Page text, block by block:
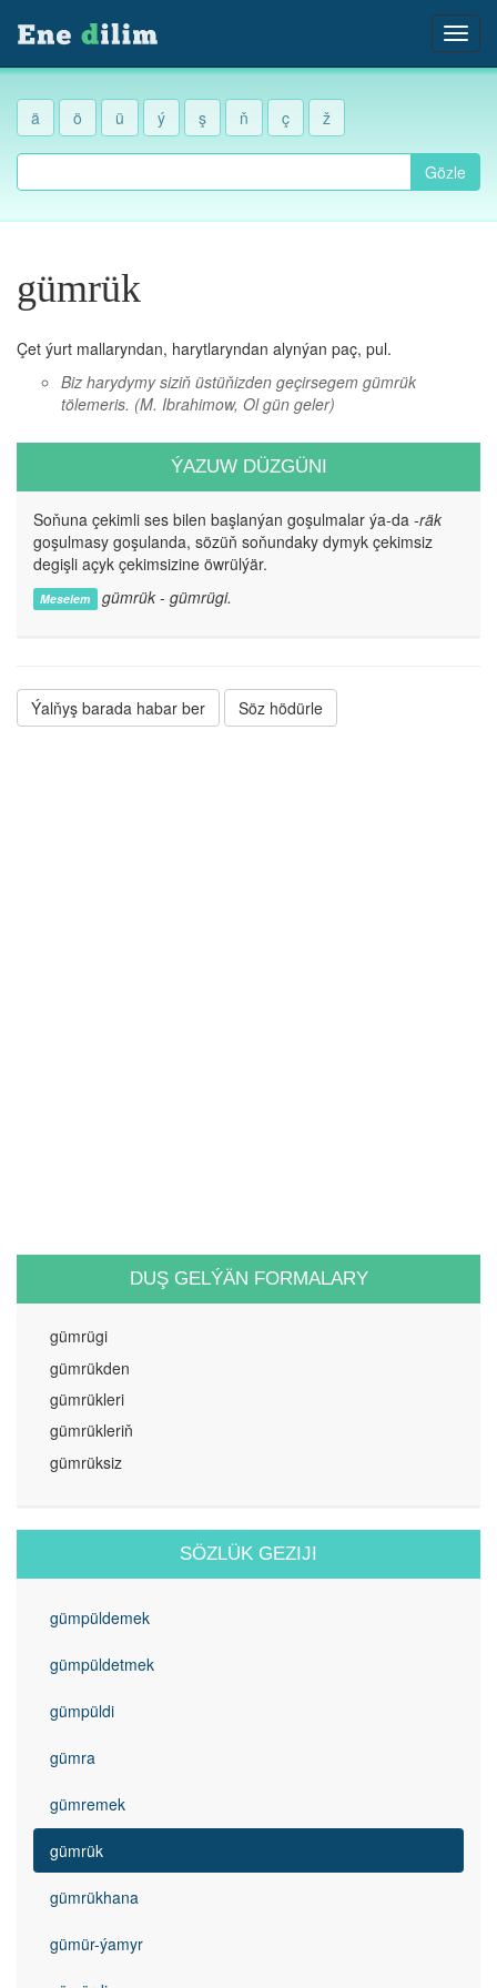
ä ö ü ý ş ň ç ž
Gözle
gümrük
Çet ýurt mallaryndan, harytlaryndan alynýan paç, pul.
Biz harydymy siziň üstüňizden geçirsegem gümrük
tölemeris. (M. Ibrahimow, Ol gün geler)
ÝAZUW DÜZGÜNI
Soňuna çekimli ses bilen başlanýan goşulmalar ýa-da -räk
goşulmasy goşulanda, sözüň soňundaky dymyk çekimsiz
degişli açyk çekimsizine öwrülýär.
Meselem gümrük - gümrügi.
Ýalňyş barada habar ber Söz hödürle
DUŞ GELÝÄN FORMALARY
gümrügi
gümrükden
gümrükleri
gümrükleriň
gümrüksiz
SÖZLÜK GEZIJI
gümpüldemek
gümpüldetmek
gümpüldi
gümra
gümremek
gümrük
gümrükhana
gümür-ýamyr